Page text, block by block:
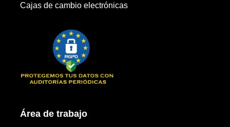
Cajas de cambio electrónicas
Área de trabajo